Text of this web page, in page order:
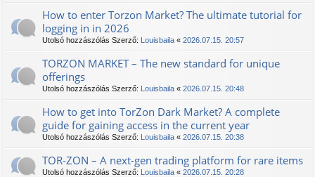
How to enter Torzon Market? The ultimate tutorial for
logging in in 2026
Utolsó hozzászólás Szerző: Louisbaila « 2026.07.15. 20:57
TORZON MARKET – The new standard for unique
offerings
Utolsó hozzászólás Szerző: Louisbaila « 2026.07.15. 20:48
How to get into TorZon Dark Market? A complete
guide for gaining access in the current year
Utolsó hozzászólás Szerző: Louisbaila « 2026.07.15. 20:38
TOR-ZON – A next-gen trading platform for rare items
Utolsó hozzászólás Szerző: Louisbaila « 2026.07.15. 20:28